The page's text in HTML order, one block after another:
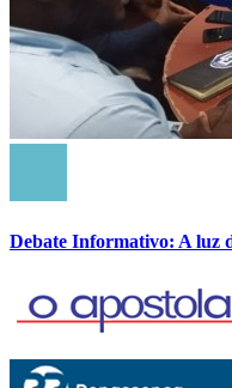
Debate Informativo: A luz